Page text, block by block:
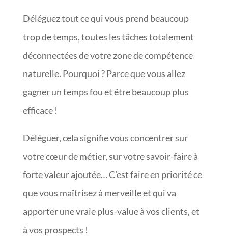
Déléguez tout ce qui vous prend beaucoup
trop de temps, toutes les tâches totalement
déconnectées de votre zone de compétence
naturelle. Pourquoi ? Parce que vous allez
gagner un temps fou et être beaucoup plus
efficace !
Déléguer, cela signifie vous concentrer sur
votre cœur de métier, sur votre savoir-faire à
forte valeur ajoutée… C’est faire en priorité ce
que vous maîtrisez à merveille et qui va
apporter une vraie plus-value à vos clients, et
à vos prospects !